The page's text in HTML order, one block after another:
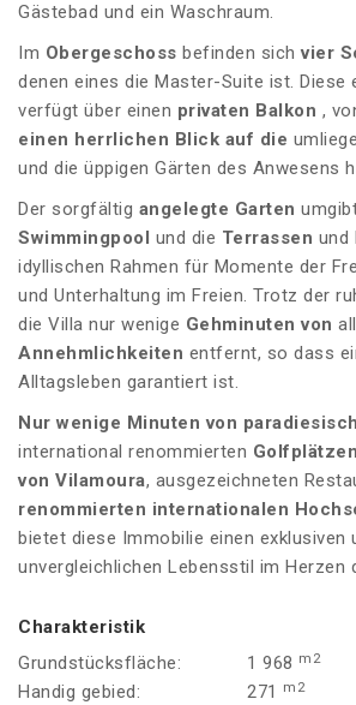
Gästebad und ein Waschraum.
Im Obergeschoss befinden sichvier
denen eines die Master-Suite ist. Diese
verfügt über einen privaten Balkon ,
einen herrlichen Blick auf die
und die üppigen Gärten des Anwesens
Der sorgfältig angelegte Garten
Swimmingpool und die Terrassen und
idyllischen Rahmen für Momente der
und Unterhaltung im Freien. Trotz der
die Villa nur wenige Gehminuten von
Annehmlichkeiten entfernt, so dass
Alltagsleben garantiert ist.
Nur wenige Minuten von
international renommierten Golfplätzen
von Vilamoura, ausgezeichneten
renommierten internationalen
bietet diese Immobilie einen exklusiven
unvergleichlichen Lebensstil im Herzen
Charakteristik
Grundstücksfläche:
1 968 m2
Handig gebied: 271 m2